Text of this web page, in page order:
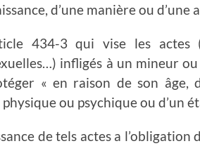
d’une manière ou d’une
434-3 qui vise les actes
infligés à un mineur
« en raison de son âge,
ou psychique ou d’un
de tels actes a l’obligation